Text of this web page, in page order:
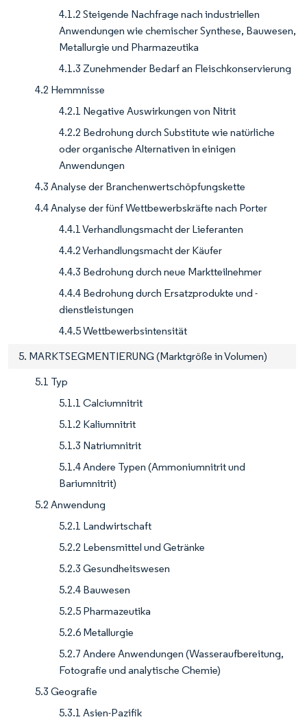
4.1.2 Steigende Nachfrage nach industriellen
Anwendungen wie chemischer Synthese, Bauwesen,
Metallurgie und Pharmazeutika
4.1.3 Zunehmender Bedarf an Fleischkonservierung
4.2 Hemmnisse
4.2.1 Negative Auswirkungen von Nitrit
4.2.2 Bedrohung durch Substitute wie natürliche
oder organische Alternativen in einigen
Anwendungen
4.3 Analyse der Branchenwertschöpfungskette
4.4 Analyse der fünf Wettbewerbskräfte nach Porter
4.4.1 Verhandlungsmacht der Lieferanten
4.4.2 Verhandlungsmacht der Käufer
4.4.3 Bedrohung durch neue Marktteilnehmer
4.4.4 Bedrohung durch Ersatzprodukte und -
dienstleistungen
4.4.5 Wettbewerbsintensität
5. MARKTSEGMENTIERUNG (Marktgröße in Volumen)
5.1 Typ
5.1.1 Calciumnitrit
5.1.2 Kaliumnitrit
5.1.3 Natriumnitrit
5.1.4 Andere Typen (Ammoniumnitrit und
Bariumnitrit)
5.2 Anwendung
5.2.1 Landwirtschaft
5.2.2 Lebensmittel und Getränke
5.2.3 Gesundheitswesen
5.2.4 Bauwesen
5.2.5 Pharmazeutika
5.2.6 Metallurgie
5.2.7 Andere Anwendungen (Wasseraufbereitung,
Fotografie und analytische Chemie)
5.3 Geografie
5.3.1 Asien-Pazifik